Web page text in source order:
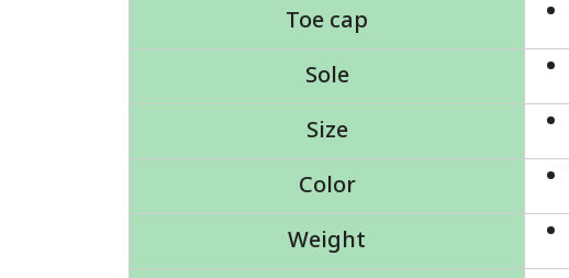
Toe cap
Sole
Size
Color
Weight